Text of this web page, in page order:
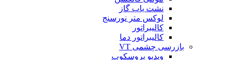
نشت یاب گاز
لوکس متر نورسنج
کالیبراتور
کالیبراتور دما
بازرسی چشمی VT
ویدیو بروسکوپ